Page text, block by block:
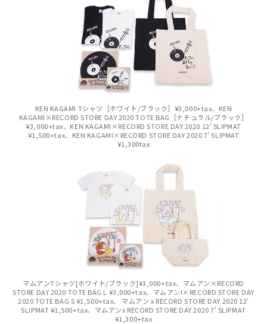
KEN KAGAMI Tシャツ［ホワイト/ブラック］¥3,000+tax、KEN
KAGAMI×RECORD STORE DAY 2020 TOTE BAG［ナチュラル/ブラック］
¥3,000+tax、KEN KAGAMI×RECORD STORE DAY 2020 12' SLIPMAT
¥1,500+tax、KEN KAGAMI×RECORD STORE DAY 2020 7' SLIPMAT
¥1,300tax
マムアンTシャツ[ホワイト/ブラック]¥3,000+tax、マムアン×RECORD
STORE DAY 2020 TOTE BAG L ¥3,000+tax、マムアンI×RECORD STORE DAY
2020 TOTE BAG S ¥1,500+tax、 マムアン x RECORD STORE DAY 2020 12'
SLIPMAT ¥1,500+tax、マムアンx RECORD STORE DAY 2020 7' SLIPMAT
¥1,300+tax